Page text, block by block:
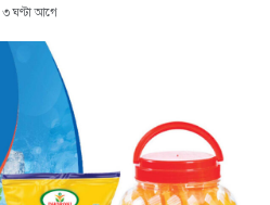
৩ ঘণ্টা আগে
দেশ ছাড়ার পর হাসিনা পরিবারের
সদস্যরা এখন কোথায়?
৪ ঘণ্টা আগে
ইরান সংকটে ইতিবাচক মোড়:
বিশ্ববাজারে কমল জ্বালানি তেলের দাম
১ দিন আগে